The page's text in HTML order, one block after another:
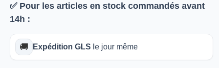
✅ Pour les articles en stock commandés avant
14h :
🚚 Expédition GLS le jour même